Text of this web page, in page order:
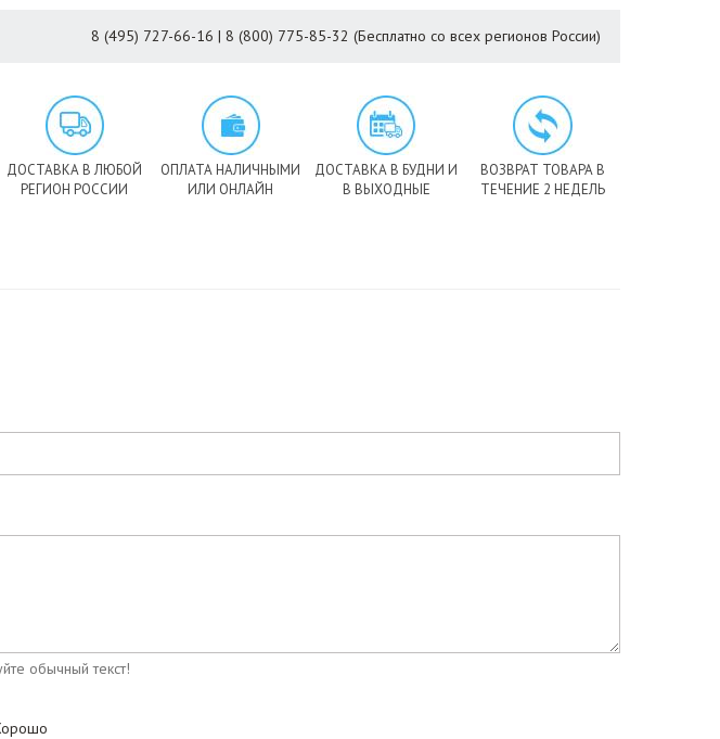
8 (495) 727-66-16 | 8 (800) 775-85-32 (Бесплатно со всех регионов России)
ДОСТАВКА В ЛЮБОЙ
РЕГИОН РОССИИ
ОПЛАТА НАЛИЧНЫМИ
ИЛИ ОНЛАЙН
ДОСТАВКА В БУДНИ И
В ВЫХОДНЫЕ
ВОЗВРАТ ТОВАРА В
ТЕЧЕНИЕ 2 НЕДЕЛЬ
обычный текст!